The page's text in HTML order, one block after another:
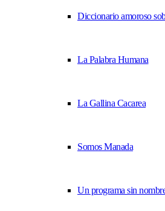
Diccionario amoroso
La Palabra Humana
La Gallina Cacarea
Somos Manada
Un programa sin